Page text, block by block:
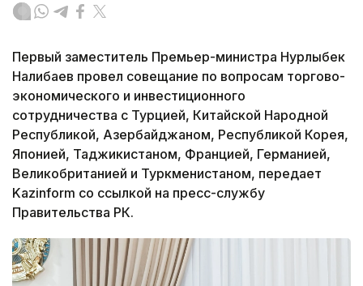
Первый заместитель Премьер-министра Нурлыбек
Налибаев провел совещание по вопросам торгово-
экономического и инвестиционного
сотрудничества с Турцией, Китайской Народной
Республикой, Азербайджаном, Республикой Корея,
Японией, Таджикистаном, Францией, Германией,
Великобританией и Туркменистаном, передает
Kazinform со ссылкой на пресс-службу
Правительства РК.